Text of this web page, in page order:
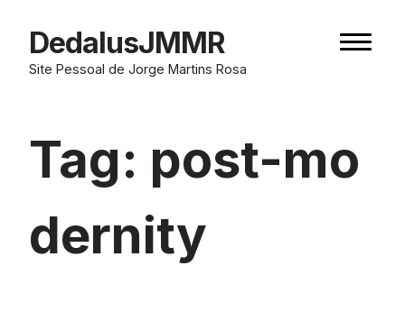
contentDedalusJMMR
Site Pessoal de Jorge Martins Rosa
Tag: post-mo
dernity